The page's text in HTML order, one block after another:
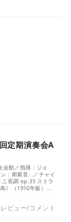
定期演奏会A
会館／指揮：ジョ
：南紫音...／チャイ
ニ長調 op.35 ストラ
》（1910年版）...
レビュー/コメント